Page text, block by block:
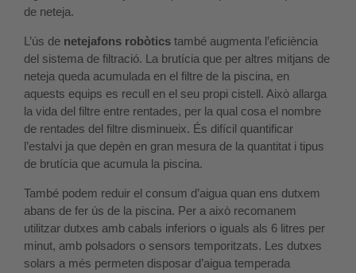
de neteja.
L’ús de netejafons robòtics també augmenta l’eficiència
del sistema de filtració. La brutícia que per altres mitjans de
neteja queda acumulada en el filtre de la piscina, en
aquests equips es recull en el seu propi cistell. Això allarga
la vida del filtre entre rentades, per la qual cosa el nombre
de rentades del filtre disminueix. És difícil quantificar
l’estalvi ja que depèn en gran mesura de la quantitat i tipus
de brutícia que acumula la piscina.
També podem reduir el consum d’aigua quan ens dutxem
abans de fer ús de la piscina. Per a això recomanem
utilitzar dutxes amb cabals inferiors o iguals als 6 litres per
minut, amb polsadors o sensors temporitzats. Les dutxes
solars a més permeten disposar d’aigua temperada